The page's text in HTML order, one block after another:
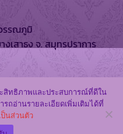
รรณภูมิ
เสาธง จ. สมุทรปราการ
ลิขสิทธิ์ พ.ศ. 2537 โดย
สิทธิภาพและประสบการณ์ที่ดีใน
ถอ่านรายละเอียดเพิ่มเติมได้ที่
นส่วนตัว